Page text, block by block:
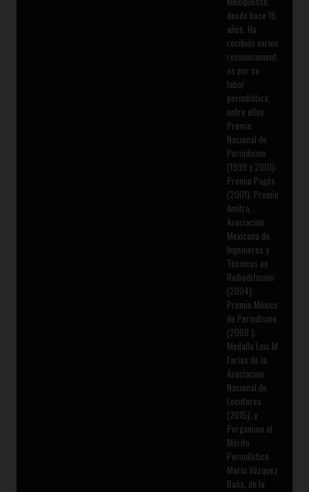
desde hace 16
años. Ha
recibido varios
reconocimient
os por su
labor
periodística,
entre ellos:
Premio
Nacional de
Periodismo
(1999 y 2001);
Premio Pagés
(2001); Premio
Amitra,
Asociación
Mexicana de
Ingenieros y
Técnicos en
Radiodifusión
(2004);
Premio México
de Periodismo
(2008 );
Medalla Luis M
Farías de la
Asociación
Nacional de
Locutores
(2015); y
Pergamino al
Mérito
Periodístico
Mario Vázquez
Raña, de la